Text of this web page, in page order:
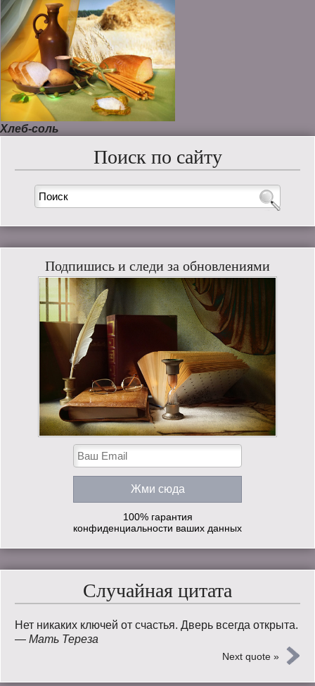
Хлеб-соль
Поиск по сайту
Подпишись и следи за обновлениями
100% гарантия
конфиденциальности ваших данных
Случайная цитата
Нет никаких ключей от счастья. Дверь всегда открыта.
— Мать Тереза
Next quote »